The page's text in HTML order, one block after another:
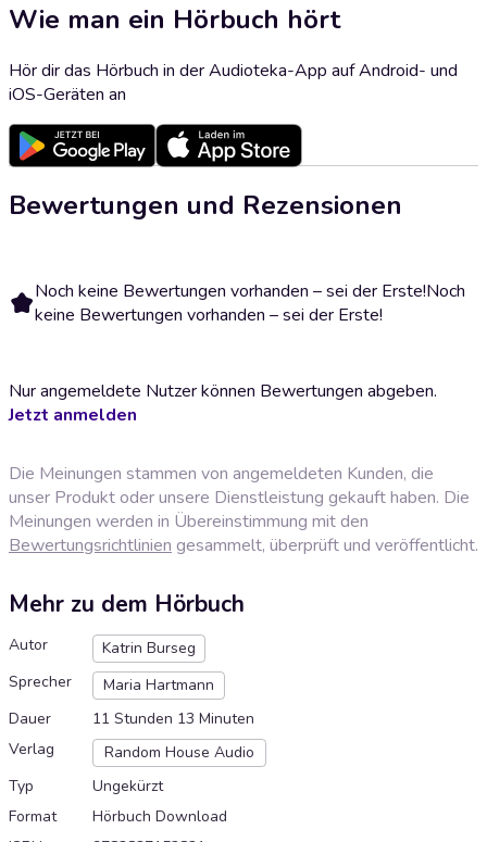
Wie man ein Hörbuch hört
Hör dir das Hörbuch in der Audioteka-App auf Android- und
iOS-Geräten an
Bewertungen und Rezensionen
Noch keine Bewertungen vorhanden – sei der Erste!Noch
keine Bewertungen vorhanden – sei der Erste!
Nur angemeldete Nutzer können Bewertungen abgeben.
Jetzt anmelden
Die Meinungen stammen von angemeldeten Kunden, die
unser Produkt oder unsere Dienstleistung gekauft haben. Die
Meinungen werden in Übereinstimmung mit den
Bewertungsrichtlinien gesammelt, überprüft und veröffentlicht.
Mehr zu dem Hörbuch
Autor
Katrin Burseg
Sprecher
Maria Hartmann
Dauer
11 Stunden 13 Minuten
Verlag
Random House Audio
Typ
Ungekürzt
Format
Hörbuch Download